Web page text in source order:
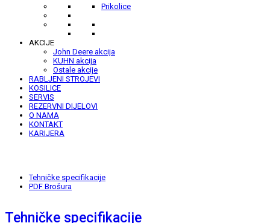
Prikolice
AKCIJE
John Deere akcija
KUHN akcija
Ostale akcije
RABLJENI STROJEVI
KOSILICE
SERVIS
REZERVNI DIJELOVI
O NAMA
KONTAKT
KARIJERA
Tehničke specifikacije
PDF Brošura
Tehničke specifikacije